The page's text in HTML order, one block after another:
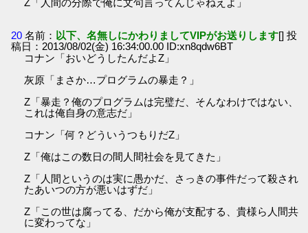
Z「人間の分際で俺に文句言ってんじゃねえよ」
20 名前： 以下、名無しにかわりましてVIPがお送りします[] 投
稿日：2013/08/02(金) 16:34:00.00 ID:xn8qdw6BT
コナン「おいどうしたんだよZ」
灰原「まさか…プログラムの暴走？」
Z「暴走？俺のプログラムは完璧だ、そんなわけではない、
これは俺自身の意志だ」
コナン「何？どういうつもりだZ」
Z「俺はこの数日の間人間社会を見てきた」
Z「人間というのは実に愚かだ、さっきの事件だって殺され
たあいつの方が悪いはずだ」
Z「この世は腐ってる、だから俺が支配する、貴様ら人間共
に変わってな」